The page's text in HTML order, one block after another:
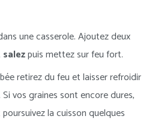
une casserole. Ajoutez deux
salezpuis mettez sur feu fort.
retirez du feu et laisser refroidir
vos graines sont encore dures,
la cuisson quelques